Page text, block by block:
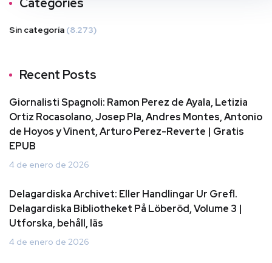
Sin categoría (8.273)
Recent Posts
Giornalisti Spagnoli: Ramon Perez de Ayala, Letizia
Ortiz Rocasolano, Josep Pla, Andres Montes, Antonio
de Hoyos y Vinent, Arturo Perez-Reverte | Gratis
EPUB
4 de enero de 2026
Delagardiska Archivet: Eller Handlingar Ur Grefl.
Delagardiska Bibliotheket På Löberöd, Volume 3 |
Utforska, behåll, läs
4 de enero de 2026